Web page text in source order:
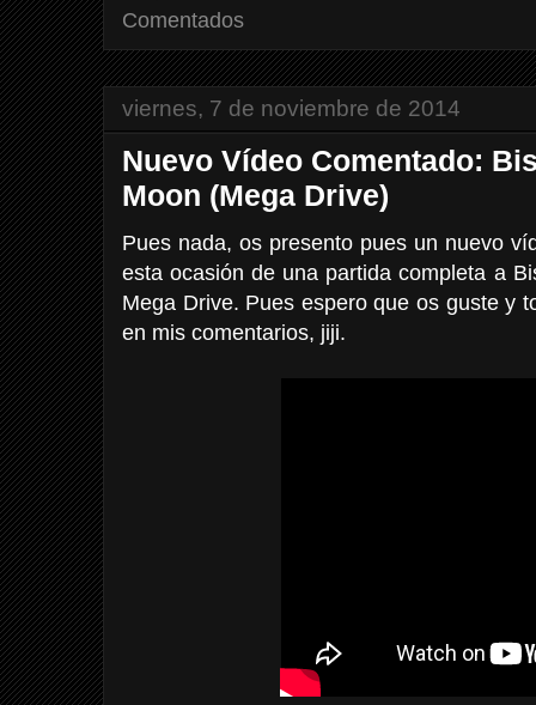
Comentados
viernes, 7 de noviembre de 2014
Nuevo Vídeo Comentado:
Moon (Mega Drive)
Pues nada, os presento pues un nuevo
esta ocasión de una partida completa a
Mega Drive. Pues espero que os guste y
en mis comentarios, jiji.